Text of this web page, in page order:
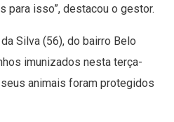
para isso”, destacou o gestor.
Silva (56), do bairro Belo
imunizados nesta terça-
animais foram protegidos